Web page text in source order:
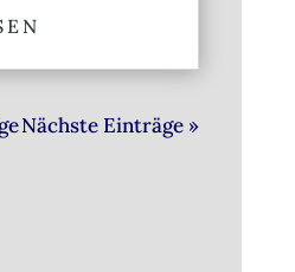
Nächste Einträge »